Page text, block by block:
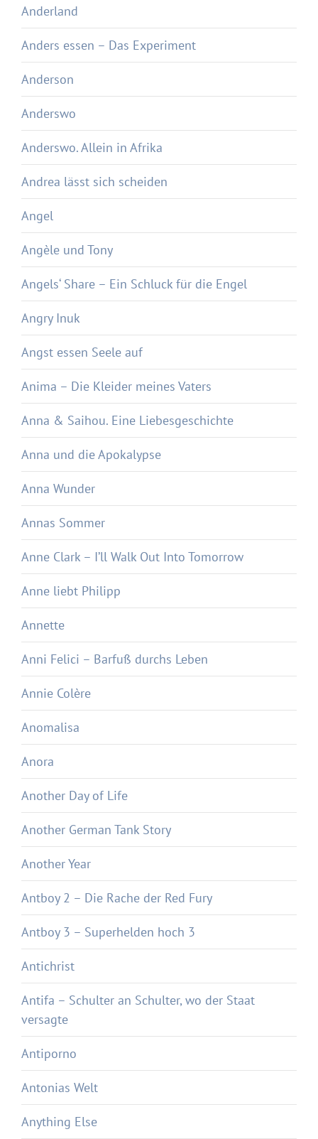
Anderland
Anders essen – Das Experiment
Anderson
Anderswo
Anderswo. Allein in Afrika
Andrea lässt sich scheiden
Angel
Angèle und Tony
Angels‘ Share – Ein Schluck für die Engel
Angry Inuk
Angst essen Seele auf
Anima – Die Kleider meines Vaters
Anna & Saihou. Eine Liebesgeschichte
Anna und die Apokalypse
Anna Wunder
Annas Sommer
Anne Clark – I’ll Walk Out Into Tomorrow
Anne liebt Philipp
Annette
Anni Felici – Barfuß durchs Leben
Annie Colère
Anomalisa
Anora
Another Day of Life
Another German Tank Story
Another Year
Antboy 2 – Die Rache der Red Fury
Antboy 3 – Superhelden hoch 3
Antichrist
Antifa – Schulter an Schulter, wo der Staat
versagte
Antiporno
Antonias Welt
Anything Else